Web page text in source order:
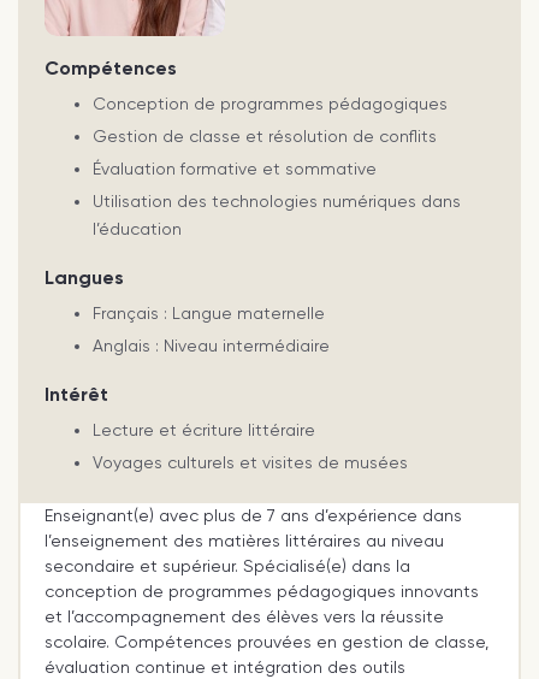
Compétences
Conception de programmes pédagogiques
Gestion de classe et résolution de conflits
Évaluation formative et sommative
Utilisation des technologies numériques dans
l’éducation
Langues
Français : Langue maternelle
Anglais : Niveau intermédiaire
Intérêt
Lecture et écriture littéraire
Voyages culturels et visites de musées
Enseignant(e) avec plus de 7 ans d’expérience dans
l’enseignement des matières littéraires au niveau
secondaire et supérieur. Spécialisé(e) dans la
conception de programmes pédagogiques innovants
et l’accompagnement des élèves vers la réussite
scolaire. Compétences prouvées en gestion de classe,
évaluation continue et intégration des outils